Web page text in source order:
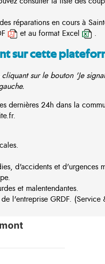
réparations en cours à
et au format Excel .
sur cette
sur le bouton 'Je
dernières 24h dans la
d'accidents et d'urgences
et malentendantes.
l'entreprise GRDF. (Service